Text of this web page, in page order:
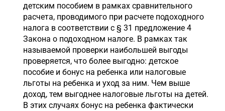
детским пособием в рамках сравнительного
расчета, проводимого при расчете подоходного
налога в соответствии с § 31 предложение 4
Закона о подоходном налоге. В рамках так
называемой проверки наибольшей выгоды
проверяется, что более выгодно: детское
пособие и бонус на ребенка или налоговые
льготы на ребенка и уход за ним. Чем выше
доход, тем выгоднее налоговые льготы на детей.
В этих случаях бонус на ребенка фактически